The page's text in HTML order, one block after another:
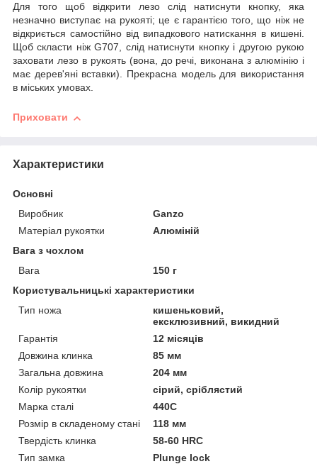
Для того щоб відкрити лезо слід натиснути кнопку, яка
незначно виступає на рукояті; це є гарантією того, що ніж не
відкриється самостійно від випадкового натискання в кишені.
Щоб скласти ніж G707, слід натиснути кнопку і другою рукою
заховати лезо в рукоять (вона, до речі, виконана з алюмінію і
має дерев'яні вставки). Прекрасна модель для використання
в міських умовах.
Приховати
Характеристики
Основні
Виробник
Ganzo
Матеріал рукоятки
Алюміній
Вага з чохлом
Вага
150 г
Користувальницькі характеристики
Тип ножа
кишеньковий,
ексклюзивний, викидний
Гарантія
12 місяців
Довжина клинка
85 мм
Загальна довжина
204 мм
Колір рукоятки
сірий, сріблястий
Марка сталі
440C
Розмір в складеному стані
118 мм
Твердість клинка
58-60 HRC
Тип замка
Plunge lock